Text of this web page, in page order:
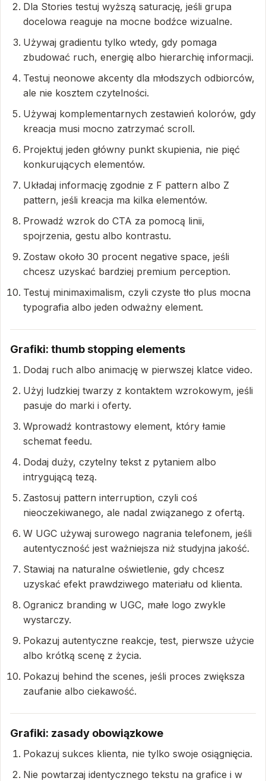
Dla Stories testuj wyższą saturację, jeśli grupa
docelowa reaguje na mocne bodźce wizualne.
Używaj gradientu tylko wtedy, gdy pomaga
zbudować ruch, energię albo hierarchię informacji.
Testuj neonowe akcenty dla młodszych odbiorców,
ale nie kosztem czytelności.
Używaj komplementarnych zestawień kolorów, gdy
kreacja musi mocno zatrzymać scroll.
Projektuj jeden główny punkt skupienia, nie pięć
konkurujących elementów.
Układaj informację zgodnie z F pattern albo Z
pattern, jeśli kreacja ma kilka elementów.
Prowadź wzrok do CTA za pomocą linii,
spojrzenia, gestu albo kontrastu.
Zostaw około 30 procent negative space, jeśli
chcesz uzyskać bardziej premium perception.
Testuj minimaximalism, czyli czyste tło plus mocna
typografia albo jeden odważny element.
Grafiki: thumb stopping elements
Dodaj ruch albo animację w pierwszej klatce video.
Użyj ludzkiej twarzy z kontaktem wzrokowym, jeśli
pasuje do marki i oferty.
Wprowadź kontrastowy element, który łamie
schemat feedu.
Dodaj duży, czytelny tekst z pytaniem albo
intrygującą tezą.
Zastosuj pattern interruption, czyli coś
nieoczekiwanego, ale nadal związanego z ofertą.
W UGC używaj surowego nagrania telefonem, jeśli
autentyczność jest ważniejsza niż studyjna jakość.
Stawiaj na naturalne oświetlenie, gdy chcesz
uzyskać efekt prawdziwego materiału od klienta.
Ogranicz branding w UGC, małe logo zwykle
wystarczy.
Pokazuj autentyczne reakcje, test, pierwsze użycie
albo krótką scenę z życia.
Pokazuj behind the scenes, jeśli proces zwiększa
zaufanie albo ciekawość.
Grafiki: zasady obowiązkowe
Pokazuj sukces klienta, nie tylko swoje osiągnięcia.
Nie powtarzaj identycznego tekstu na grafice i w